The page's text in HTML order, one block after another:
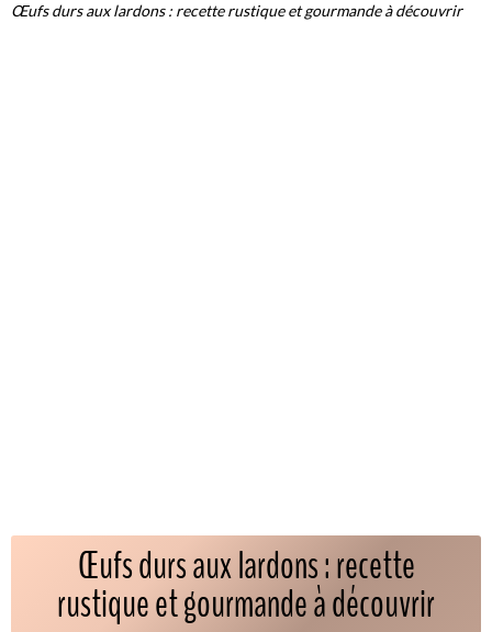
Œufs durs aux lardons : recette rustique et gourmande à découvrir
Œufs durs aux lardons : recette
rustique et gourmande à découvrir